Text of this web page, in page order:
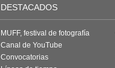
DESTACADOS
MUFF, festival de fotografía
Canal de YouTube
Convocatorias